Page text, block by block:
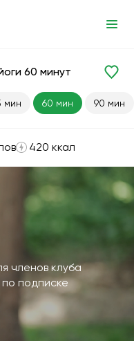
60 минут
мин 60 мин 90 мин
420 ккал
членов клуба
подписке